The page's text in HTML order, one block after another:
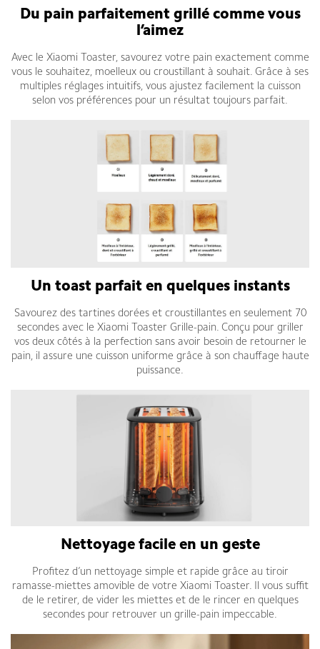
Du pain parfaitement grillé comme vous
l’aimez
Avec le Xiaomi Toaster, savourez votre pain exactement comme
vous le souhaitez, moelleux ou croustillant à souhait. Grâce à ses
multiples réglages intuitifs, vous ajustez facilement la cuisson
selon vos préférences pour un résultat toujours parfait.
Un toast parfait en quelques instants
Savourez des tartines dorées et croustillantes en seulement 70
secondes avec le Xiaomi Toaster Grille-pain. Conçu pour griller
vos deux côtés à la perfection sans avoir besoin de retourner le
pain, il assure une cuisson uniforme grâce à son chauffage haute
puissance.
Nettoyage facile en un geste
Profitez d’un nettoyage simple et rapide grâce au tiroir
ramasse-miettes amovible de votre Xiaomi Toaster. Il vous suffit
de le retirer, de vider les miettes et de le rincer en quelques
secondes pour retrouver un grille-pain impeccable.